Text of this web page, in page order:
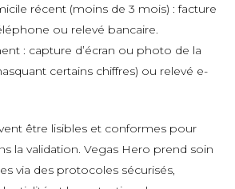
récent (moins de 3 mois) : facture
ou relevé bancaire.
: capture d’écran ou photo de la
certains chiffres) ou relevé e-
être lisibles et conformes pour
la validation. Vegas Hero prend soin
via des protocoles sécurisés,